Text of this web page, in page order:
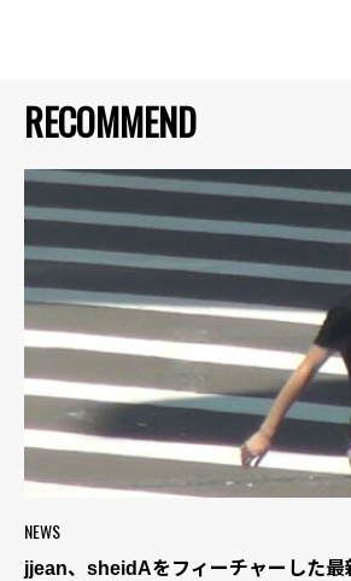
RECOMMEND
NEWS
jjean、sheidAをフィーチャーした